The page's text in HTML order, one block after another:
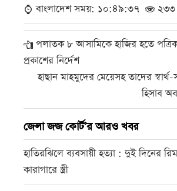
বাংলাদেশ সময়: ১০:৪৯:৩৭
২৩৩
পলাতক ৮ আসামিকে হাজির হতে
প্রকাশের নির্দেশ
হাছান মাহমুদের মেয়েসহ তাদের স্বার্থ-
হিসাব
জেলা জজ কোর্ট’র আরও খবর
হাতিরঝিলে ব্যবসায়ী হত্যা : দুই দিনের
কারাগারে স্ত্রী